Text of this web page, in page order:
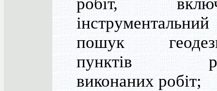
інструментальний
пошук
пунктів
виконаних робіт;